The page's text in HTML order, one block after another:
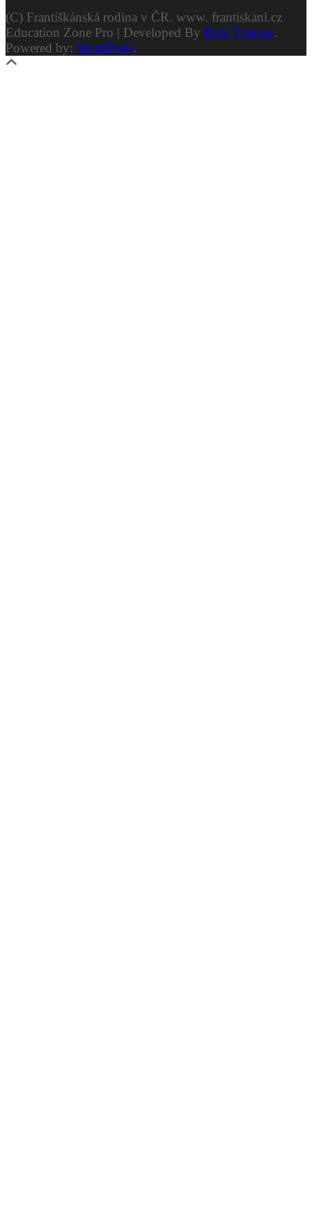
(C) Františkánská rodina v ČR. www. frantiskani.cz
Education Zone Pro | Developed By Rara Themes.
Powered by: WordPress.